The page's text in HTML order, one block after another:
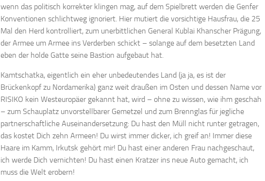
wenn das politisch korrekter klingen mag, auf dem Spielbrett werden die Genfer
Konventionen schlichtweg ignoriert. Hier mutiert die vorsichtige Hausfrau, die 25
Mal den Herd kontrolliert, zum unerbittlichen General Kublai Khanscher Prägung,
der Armee um Armee ins Verderben schickt – solange auf dem besetzten Land
eben der holde Gatte seine Bastion aufgebaut hat.
Kamtschatka, eigentlich ein eher unbedeutendes Land (ja ja, es ist der
Brückenkopf zu Nordamerika) ganz weit draußen im Osten und dessen Name vor
RISIKO kein Westeuropäer gekannt hat, wird – ohne zu wissen, wie ihm geschah
– zum Schauplatz unvorstellbarer Gemetzel und zum Brennglas für jegliche
partnerschaftliche Auseinandersetzung: Du hast den Müll nicht runter getragen,
das kostet Dich zehn Armeen! Du wirst immer dicker, ich greif an! Immer diese
Haare im Kamm, Irkutsk gehört mir! Du hast einer anderen Frau nachgeschaut,
ich werde Dich vernichten! Du hast einen Kratzer ins neue Auto gemacht, ich
muss die Welt erobern!